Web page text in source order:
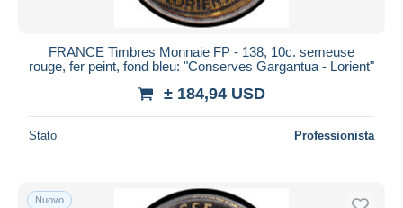
FRANCE Timbres Monnaie FP - 138, 10c. semeuse
rouge, fer peint, fond bleu: "Conserves Gargantua - Lorient"
± 184,94 USD
Stato Professionista
Nuovo